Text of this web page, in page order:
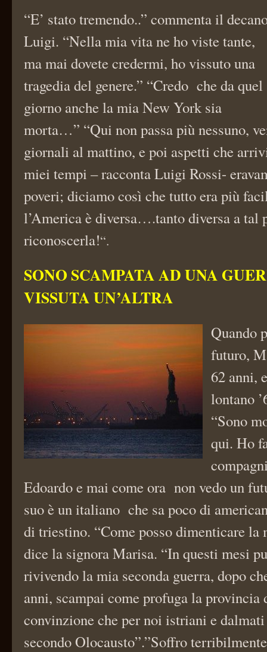
“E’ stato tremendo..” commenta il
Luigi. “Nella mia vita ne ho viste tante,
ma mai dovete credermi, ho vissuto una
tragedia del genere.” “Credo che da quel
giorno anche la mia New York sia
morta…” “Qui non passa più nessuno,
giornali al mattino, e poi aspetti che
miei tempi – racconta Luigi Rossi-
poveri; diciamo così che tutto era più
l’America è diversa….tanto diversa a tal
riconoscerla!“.
SONO SCAMPATA AD UNA
VISSUTA UN’ALTRA
Quando
futuro,
62 anni,
lontano
“Sono
qui. Ho
Edoardo e mai come ora non vedo un
suo è un italiano che sa poco di
di triestino. “Come posso dimenticare
dice la signora Marisa. “In questi mesi
rivivendo la mia seconda guerra, dopo
anni, scampai come profuga la provincia
convinzione che per noi istriani e
secondo Olocausto”.”Soffro